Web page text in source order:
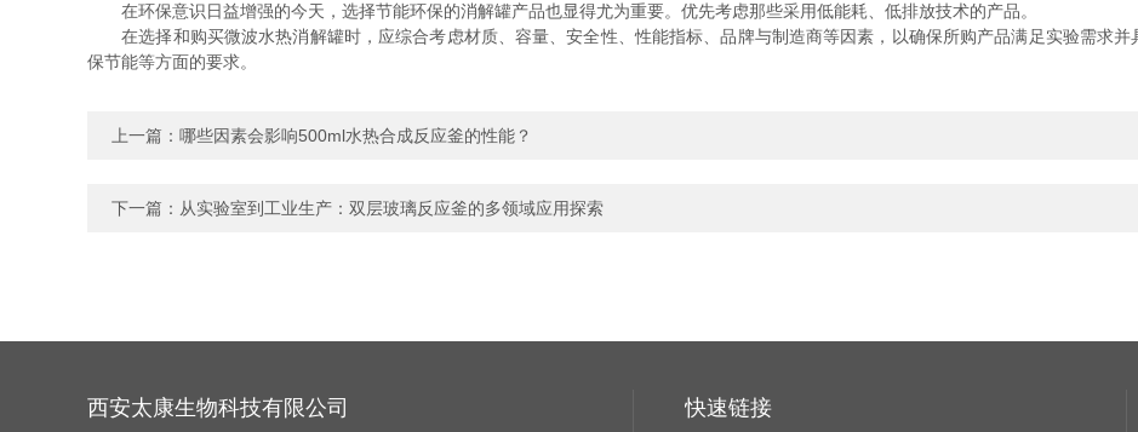
在环保意识日益增强的今天，选择节能环保的消解罐产品也显得尤为重要。优先考虑那些采用低能耗、低排放技术的产品。
在选择和购买微波水热消解罐时，应综合考虑材质、容量、安全性、性能指标、品牌与制造商等因素，以确保所购产品满足实验需求并
保节能等方面的要求。
上一篇： 哪些因素会影响500ml水热合成反应釜的性能？
下一篇： 从实验室到工业生产：双层玻璃反应釜的多领域应用探索
西安太康生物科技有限公司 快速链接